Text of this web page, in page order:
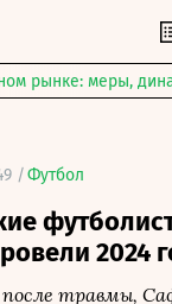
рынке: меры,
/Футбол
2024
после травмы,